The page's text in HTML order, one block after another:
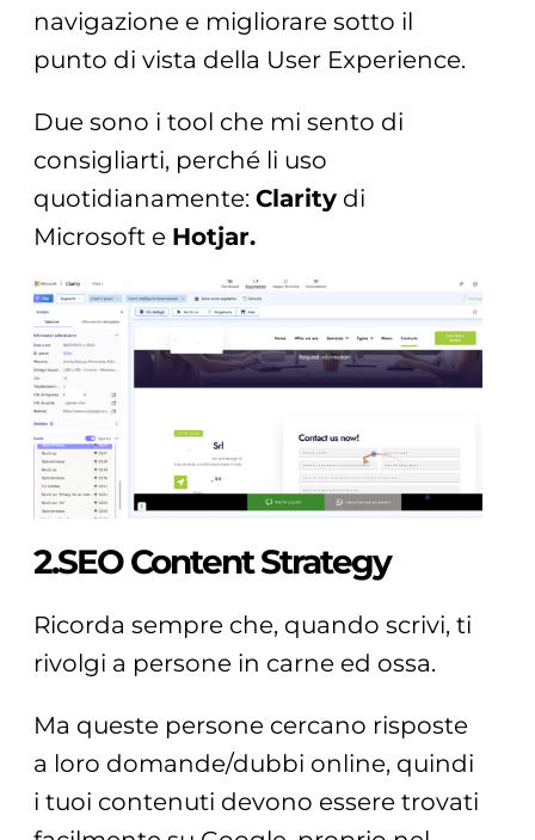
navigazione e migliorare sotto il
punto di vista della User Experience.
Due sono i tool che mi sento di
consigliarti, perché li uso
quotidianamente: Claritydi
Microsoft e Hotjar.
2.SEO Content Strategy
Ricorda sempre che, quando scrivi, ti
rivolgi a persone in carne ed ossa.
Ma queste persone cercano risposte
a loro domande/dubbi online, quindi
i tuoi contenuti devono essere trovati